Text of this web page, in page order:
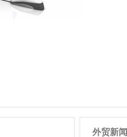
外贸新闻